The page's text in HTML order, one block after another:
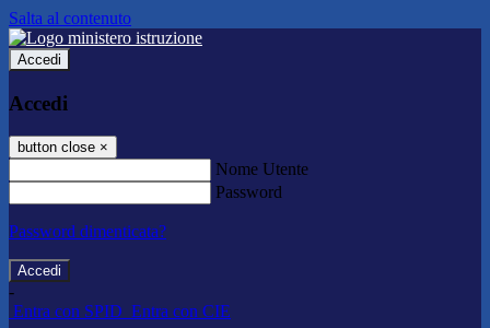
Salta al contenuto
Accedi
Accedi
button close ×
Nome Utente
Password
Password dimenticata?
-
Entra con SPID Entra con CIE